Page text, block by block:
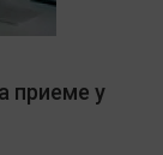
приеме у